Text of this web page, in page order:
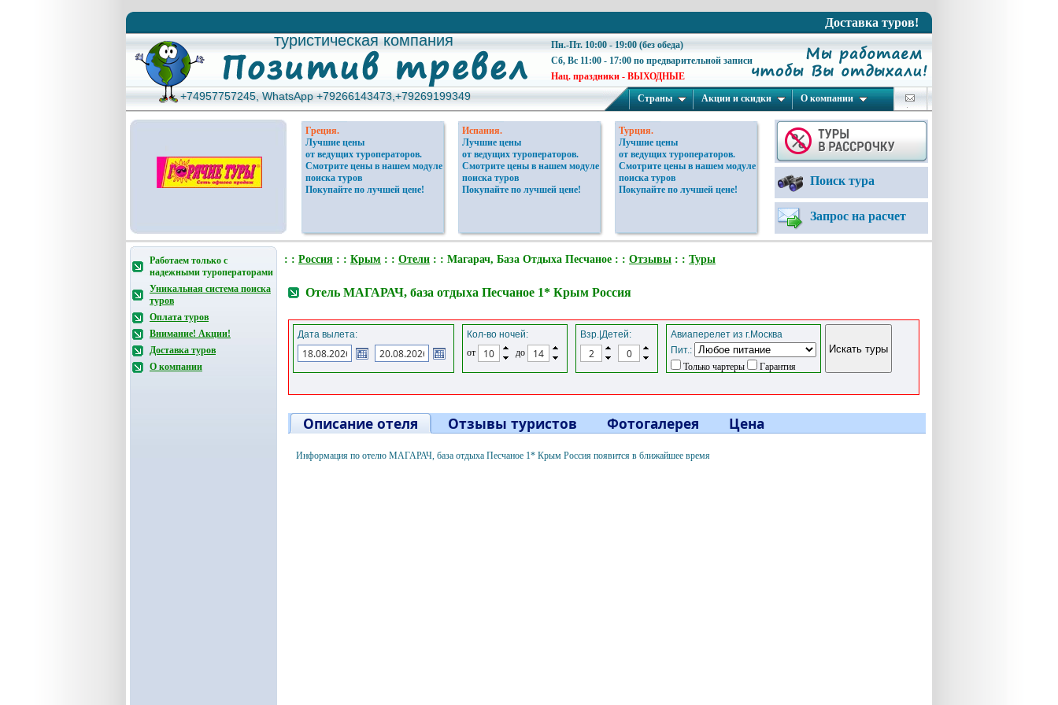
Доставка туров!
туристическая компания
туристическая компания
Пн.-Пт. 10:00 - 19:00 (без обеда)
Сб, Вс 11:00 - 17:00 по предварительной записи
Нац. праздники - ВЫХОДНЫЕ
+74957757245, WhatsApp +79266143473,+79269199349
+74957757245, WhatsApp +79266143473,+79269199349 Страны Акции и скидки О компании
Греция.
Лучшие цены
от ведущих туроператоров.
Смотрите цены в нашем модуле
поиска туров
Покупайте по лучшей цене!
Испания.
Лучшие цены
от ведущих туроператоров.
Смотрите цены в нашем модуле
поиска туров
Покупайте по лучшей цене!
Турция.
Лучшие цены
от ведущих туроператоров.
Смотрите цены в нашем модуле
поиска туров
Покупайте по лучшей цене!
Поиск тура
Запрос на расчет
Работаем только с
надежными туроператорами
Уникальная система поиска
туров
Оплата туров
Внимание! Акции!
Доставка туров
О компании
: : Россия : : Крым : : Отели : : Магарач, База Отдыха Песчаное : : Отзывы : : Туры
Отель МАГАРАЧ, база отдыха Песчаное 1* Крым Россия
Дата вылета:
Кол-во ночей:
от
до
Взр.|Детей:
Авиаперелет из г.Москва
Пит.:
Только чартеры
Гарантия
Описание отеля Отзывы туристов Фотогалерея Цена
Информация по отелю МАГАРАЧ, база отдыха Песчаное 1* Крым Россия появится в ближайшее время